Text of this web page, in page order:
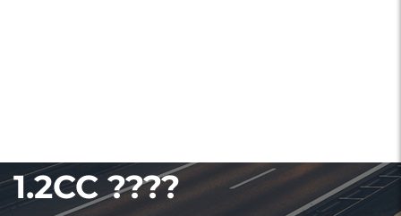
1.2CC ????